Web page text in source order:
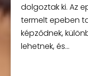
dolgoztak ki. Az
termelt epeben
képződnek,
lehetnek, és...